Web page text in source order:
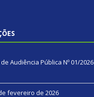
Audiência Pública Nº 01/2026
fevereiro de 2026